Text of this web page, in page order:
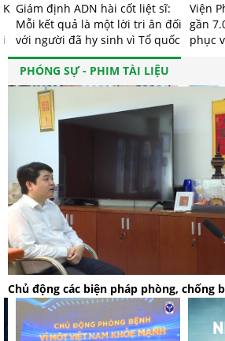
Giám định ADN hài cốt liệt sĩ:
Mỗi kết quả là một lời tri ân đối
với người đã hy sinh vì Tổ quốc
Viện
gần
phục
PHÓNG SỰ - PHIM TÀI LIỆU
Chủ động các biện pháp phòng, chống